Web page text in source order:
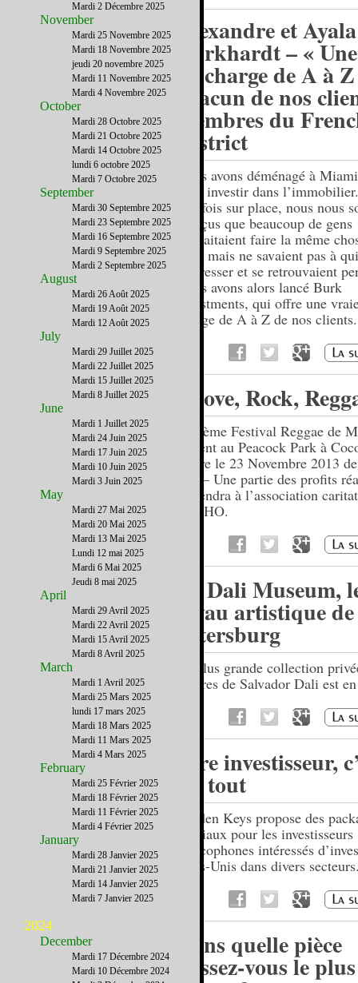
Alexandre et Ayala
Burkhardt – «
en charge de A à
chacun de nos
membres du
District
Nous avons déménagé à
pour investir dans
une fois sur place, nous nous
aperçus que beaucoup de gens
souhaitaient faire la même
nous mais ne savaient pas à qui
s’adresser et se retrouvaient
Nous avons alors lancé Burk
Investments, qui offre une
charge de A à Z de nos clients.
Grove, Rock,
Le 4ème Festival Reggae de
revient au Peacock Park à
Grove le 23 Novembre 2013
23h – Une partie des profits
reviendra à l’association
TECHO.
Le Dali Museum,
joyau artistique
Petersburg
La plus grande collection
œuvres de Salvador Dali est
Etre investisseur,
un tout
Golden Keys propose des
spéciaux pour les investisseurs
francophones intéressés
Etats-Unis dans divers
Dans quelle pièce
passez-vous le
Mardi 2 Décembre 2025
November
Mardi 25 Novembre 2025
Mardi 18 Novembre 2025
jeudi 20 novembre 2025
Mardi 11 Novembre 2025
Mardi 4 Novembre 2025
October
Mardi 28 Octobre 2025
Mardi 21 Octobre 2025
Mardi 14 Octobre 2025
lundi 6 octobre 2025
Mardi 7 Octobre 2025
September
Mardi 30 Septembre 2025
Mardi 23 Septembre 2025
Mardi 16 Septembre 2025
Mardi 9 Septembre 2025
Mardi 2 Septembre 2025
August
Mardi 26 Août 2025
Mardi 19 Août 2025
Mardi 12 Août 2025
July
Mardi 29 Juillet 2025
Mardi 22 Juillet 2025
Mardi 15 Juillet 2025
Mardi 8 Juillet 2025
June
Mardi 1 Juillet 2025
Mardi 24 Juin 2025
Mardi 17 Juin 2025
Mardi 10 Juin 2025
Mardi 3 Juin 2025
May
Mardi 27 Mai 2025
Mardi 20 Mai 2025
Mardi 13 Mai 2025
Lundi 12 mai 2025
Mardi 6 Mai 2025
Jeudi 8 mai 2025
April
Mardi 29 Avril 2025
Mardi 22 Avril 2025
Mardi 15 Avril 2025
Mardi 8 Avril 2025
March
Mardi 1 Avril 2025
Mardi 25 Mars 2025
lundi 17 mars 2025
Mardi 18 Mars 2025
Mardi 11 Mars 2025
Mardi 4 Mars 2025
February
Mardi 25 Février 2025
Mardi 18 Février 2025
Mardi 11 Février 2025
Mardi 4 Février 2025
January
Mardi 28 Janvier 2025
Mardi 21 Janvier 2025
Mardi 14 Janvier 2025
Mardi 7 Janvier 2025
2024
December
Mardi 17 Décembre 2024
Mardi 10 Décembre 2024